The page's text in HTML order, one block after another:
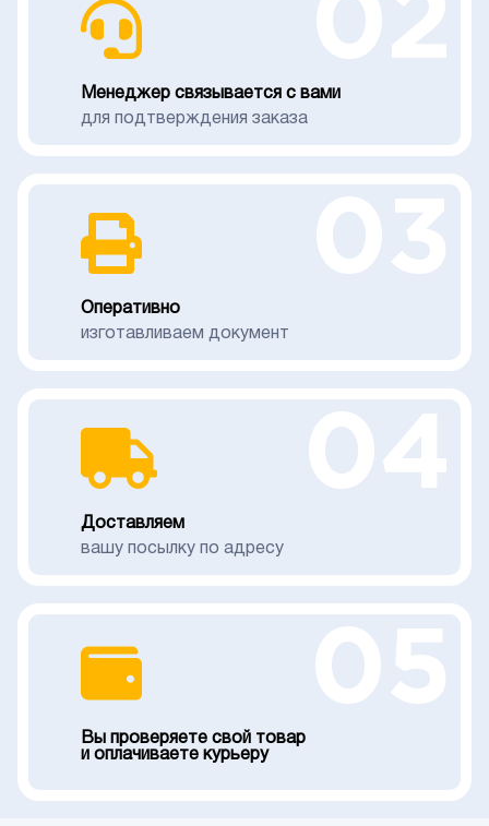
Менеджер связывается с вами
для подтверждения заказа
Оперативно
изготавливаем документ
Доставляем
вашу посылку по адресу
Вы проверяете свой товар
и оплачиваете курьеру